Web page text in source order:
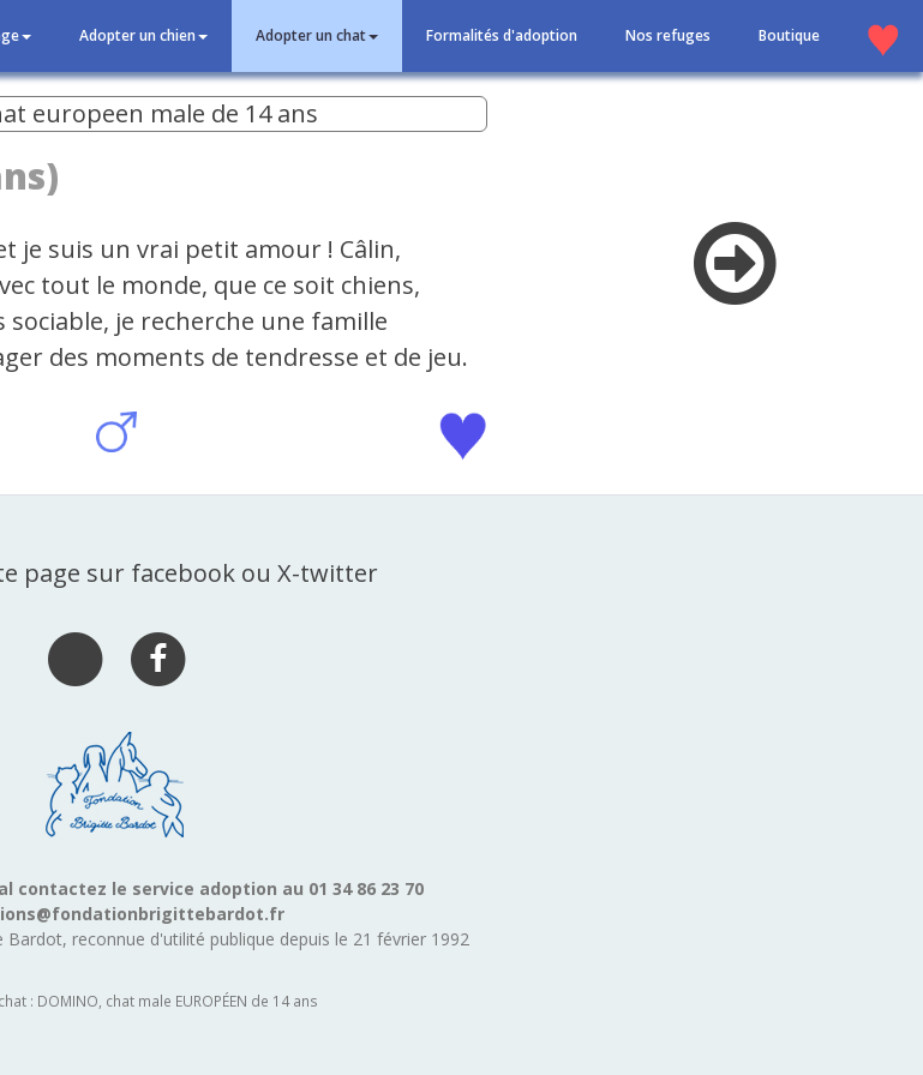
Adopter un chien Adopter un chat Formalités d'adoption Nos refuges Boutique
je suis un vrai petit amour ! Câlin,
tout le monde, que ce soit chiens,
je recherche une famille
des moments de tendresse et de jeu.
page sur facebook ou X-twitter
contactez le service adoption au 01 34 86 23 70
reconnue d'utilité publique depuis le 21 février 1992
: DOMINO, chat male EUROPÉEN de 14 ans